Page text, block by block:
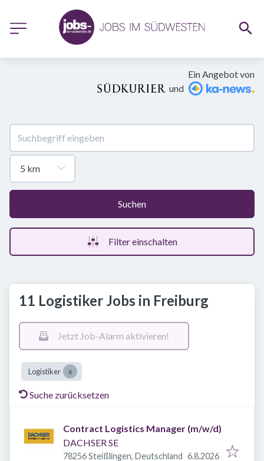
Ein Angebot von
und
Suchen
Filter einschalten
11 Logistiker Jobs in Freiburg
Jetzt Job-Alarm aktivieren!
Logistiker
Suche zurücksetzen
Contract Logistics Manager (m/w/d)
DACHSER SE
78256 Steißlingen, Deutschland Veröffentlicht
6.8.2026